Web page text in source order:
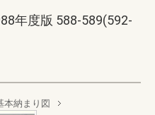
年度版 588-589(592-
本納まり図